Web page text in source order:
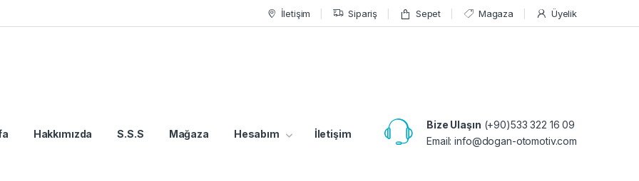
İletişim Sipariş Sepet Magaza Üyelik
Hakkımızda S.S.S Mağaza Hesabım İletişim
Bize Ulaşın (+90)533 322 16 09
Email:info@dogan-otomotiv.com